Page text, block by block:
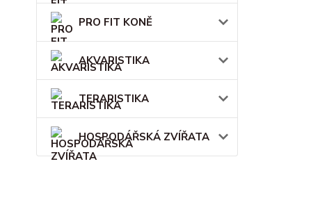
PRO FIT KONĚ
AKVARISTIKA
TERARISTIKA
HOSPODÁŘSKÁ ZVÍŘATA